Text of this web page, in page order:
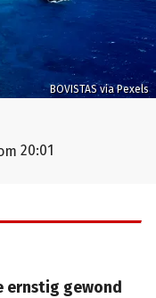
BOVISTAS via Pexels
20:01
ernstig gewond